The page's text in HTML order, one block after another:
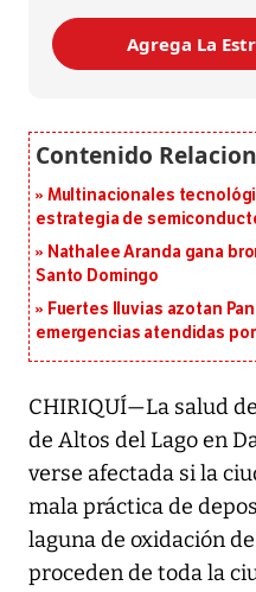
Agrega La
Multinacionales
estrategia de
Nathalee Aranda gana
Santo Domingo
Fuertes lluvias azotan
emergencias atendidas
CHIRIQUÍ—La salud
de Altos del Lago en
verse afectada si la
mala práctica de
laguna de oxidación
proceden de toda la